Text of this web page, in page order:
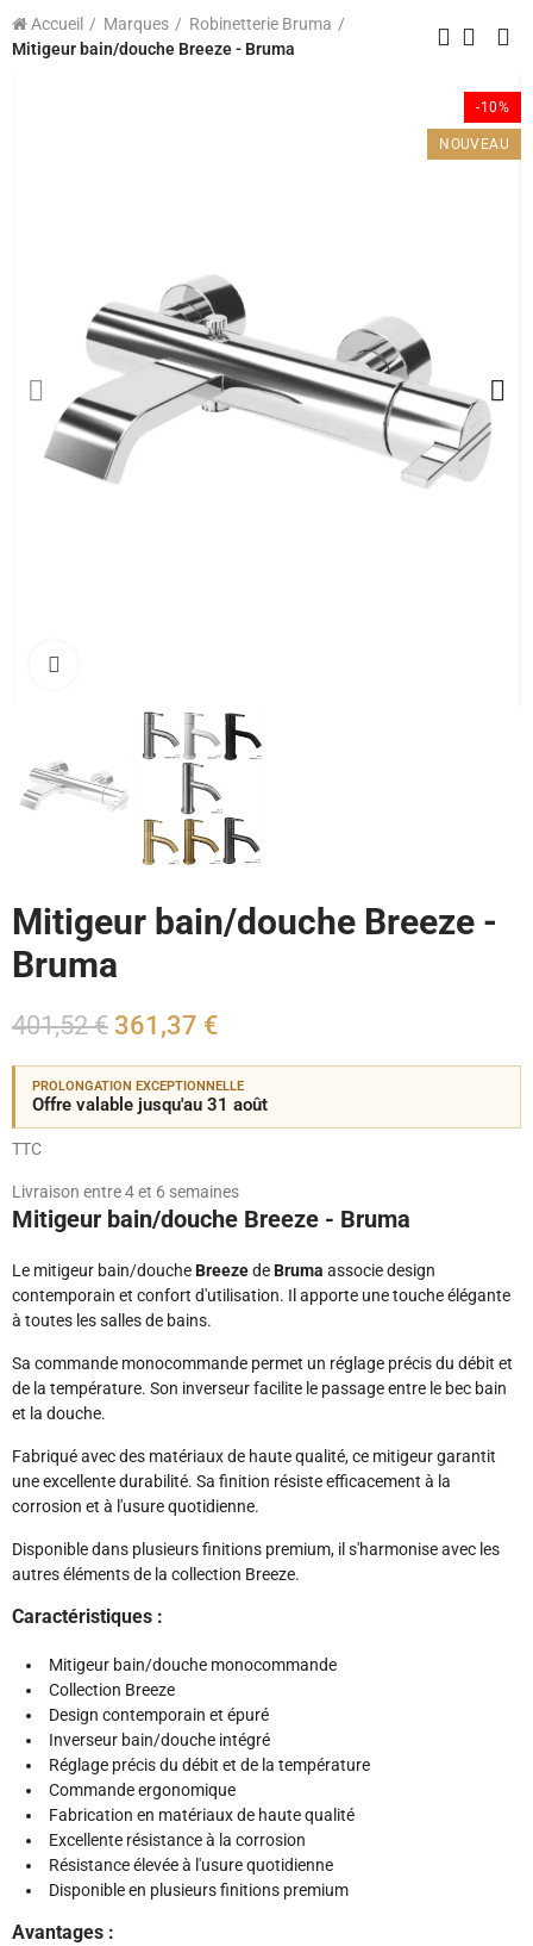
Accueil Marques
Robinetterie Bruma
Mitigeur bain/douche Breeze - Bruma
-10%
NOUVEAU
Mitigeur bain/douche Breeze -
Bruma
401,52 € 361,37 €
PROLONGATION EXCEPTIONNELLE
Offre valable jusqu'au 31 août
TTC
Livraison entre 4 et 6 semaines
Mitigeur bain/douche Breeze - Bruma
Le mitigeur bain/doucheBreezedeBruma associe design
contemporain et confort d'utilisation. Il apporte une touche élégante
à toutes les salles de bains.
Sa commande monocommande permet un réglage précis du débit et
de la température. Son inverseur facilite le passage entre le bec bain
et la douche.
Fabriqué avec des matériaux de haute qualité, ce mitigeur garantit
une excellente durabilité. Sa finition résiste efficacement à la
corrosion et à l'usure quotidienne.
Disponible dans plusieurs finitions premium, il s'harmonise avec les
autres éléments de la collection Breeze.
Caractéristiques :
Mitigeur bain/douche monocommande
Collection Breeze
Design contemporain et épuré
Inverseur bain/douche intégré
Réglage précis du débit et de la température
Commande ergonomique
Fabrication en matériaux de haute qualité
Excellente résistance à la corrosion
Résistance élevée à l'usure quotidienne
Disponible en plusieurs finitions premium
Avantages :